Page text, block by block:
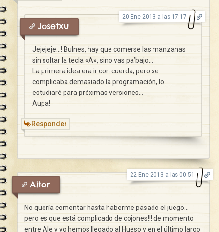
Josetxu
20 Ene 2013 a las 17:17
Jejejeje…! Bulnes, hay que comerse las manzanas
sin soltar la tecla «A», sino vas pa’bajo…
La primera idea era ir con cuerda, pero se
complicaba demasiado la programación, lo
estudiaré para próximas versiones…
Aupa!
Responder
Aitor
22 Ene 2013 a las 00:51
No quería comentar hasta haberme pasado el juego…
pero es que está complicado de cojones!!! de momento
entre Ale y yo hemos llegado al Hueso y en el último largo